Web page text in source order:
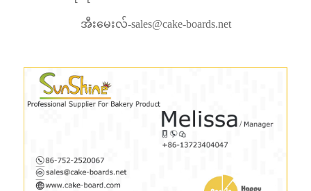
အီးမေးလ်-sales@cake-boards.net